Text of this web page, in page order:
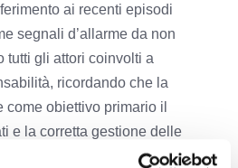
ai recenti episodi
segnali d’allarme da non
tutti gli attori coinvolti a
ricordando che la
obiettivo primario il
e la corretta gestione delle
questa visione, ha concluso il